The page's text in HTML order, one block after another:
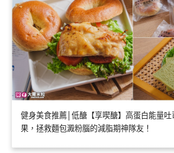
健身美食推薦│低醣【享喫醣】高蛋白能量吐
果，拯救麵包澱粉腦的減脂期神隊友！